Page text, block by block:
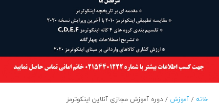
خانه /آموزش / دوره آموزش مجازی آنلاین اینکوترمز